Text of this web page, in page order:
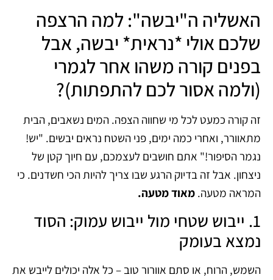
האשליה ה"יבשה": למה הרצפה
שלכם אולי *נראית* יבשה, אבל
בפנים קורה משהו אחר לגמרי
(ולמה אסור לכם להתפתות)?
זה קורה כמעט לכל מי שחווה הצפה. המים נשאבים, הבית
מתאוורר, ואחרי כמה ימים, פני השטח נראים יבשים. "יש!
נגמר הסיפור!" אתם חושבים לעצמכם, עם חיוך קטן של
ניצחון. אבל זה בדיוק הרגע שבו צריך להיות הכי חשדנים. כי
המראה מטעה. מאוד מטעה.
1. ייבוש שטחי מול ייבוש עמוק: הסוד
נמצא בעומק
השמש, הרוח, או סתם אוורור טוב – כל אלה יכולים לייבש את